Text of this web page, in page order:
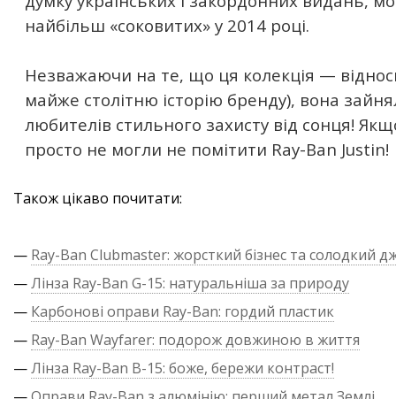
найбільш «соковитих» у 2014 році.
Незважаючи на те, що ця колекція —
майже столітню історію бренду), вона
любителів стильного захисту від сонця!
просто не могли не помітити Ray-Ban Justin!
Також цікаво почитати:
— Ray-Ban Clubmaster: жорсткий бізнес та солодкий
—Лінза Ray-Ban G-15: натуральніша за природу
— Карбонові оправи Ray-Ban: гордий пластик
— Ray-Ban Wayfarer: подорож довжиною в життя
—Лінза Ray-Ban B-15: боже, бережи контраст!